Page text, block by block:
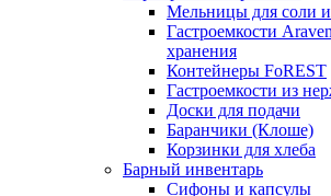
Мельницы для соли
Гастроемкости
хранения
Контейнеры FoREST
Гастроемкости из
Доски для подачи
Баранчики (Клоше)
Корзинки для хлеба
Барный инвентарь
Сифоны и капсулы